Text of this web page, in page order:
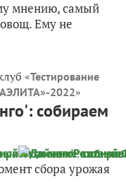
мнению, самый
Ему не
«Тестирование
2022»
собираем
сбора урожая